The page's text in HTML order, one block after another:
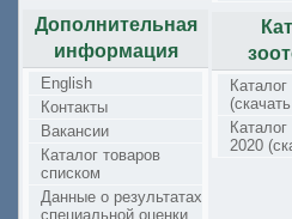
Дополнительная
информация
English
Контакты
Вакансии
Каталог товаров
списком
Данные о результатах
специальной оценки
2020